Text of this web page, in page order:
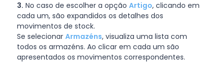
3. No caso de escolher a opção Artigo, clicando em
cada um, são expandidos os detalhes dos
movimentos de stock.
Se selecionar Armazéns, visualiza uma lista com
todos os armazéns. Ao clicar em cada um são
apresentados os movimentos correspondentes.